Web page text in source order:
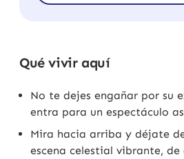
Qué vivir aquí
No te dejes engañar por su
entra para un espectáculo
Mira hacia arriba y déjate
escena celestial vibrante,